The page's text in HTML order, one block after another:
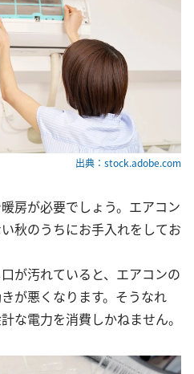
出典：stock.adobe.com
房が必要でしょう。エアコン
秋のうちにお手入れをしてお
が汚れていると、エアコンの
が悪くなります。そうなれ
な電力を消費しかねません。